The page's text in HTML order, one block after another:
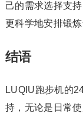
己的需求选择支
更科学地安排锻
结语
LUQIU跑步机的
持，无论是日常